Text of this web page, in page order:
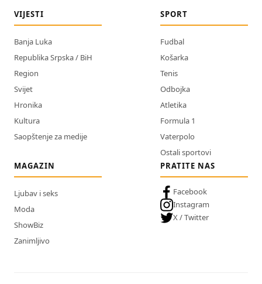
VIJESTI
Banja Luka
Republika Srpska / BiH
Region
Svijet
Hronika
Kultura
Saopštenje za medije
SPORT
Fudbal
Košarka
Tenis
Odbojka
Atletika
Formula 1
Vaterpolo
Ostali sportovi
MAGAZIN
Ljubav i seks
Moda
ShowBiz
Zanimljivo
PRATITE NAS
Facebook
Instagram
X / Twitter